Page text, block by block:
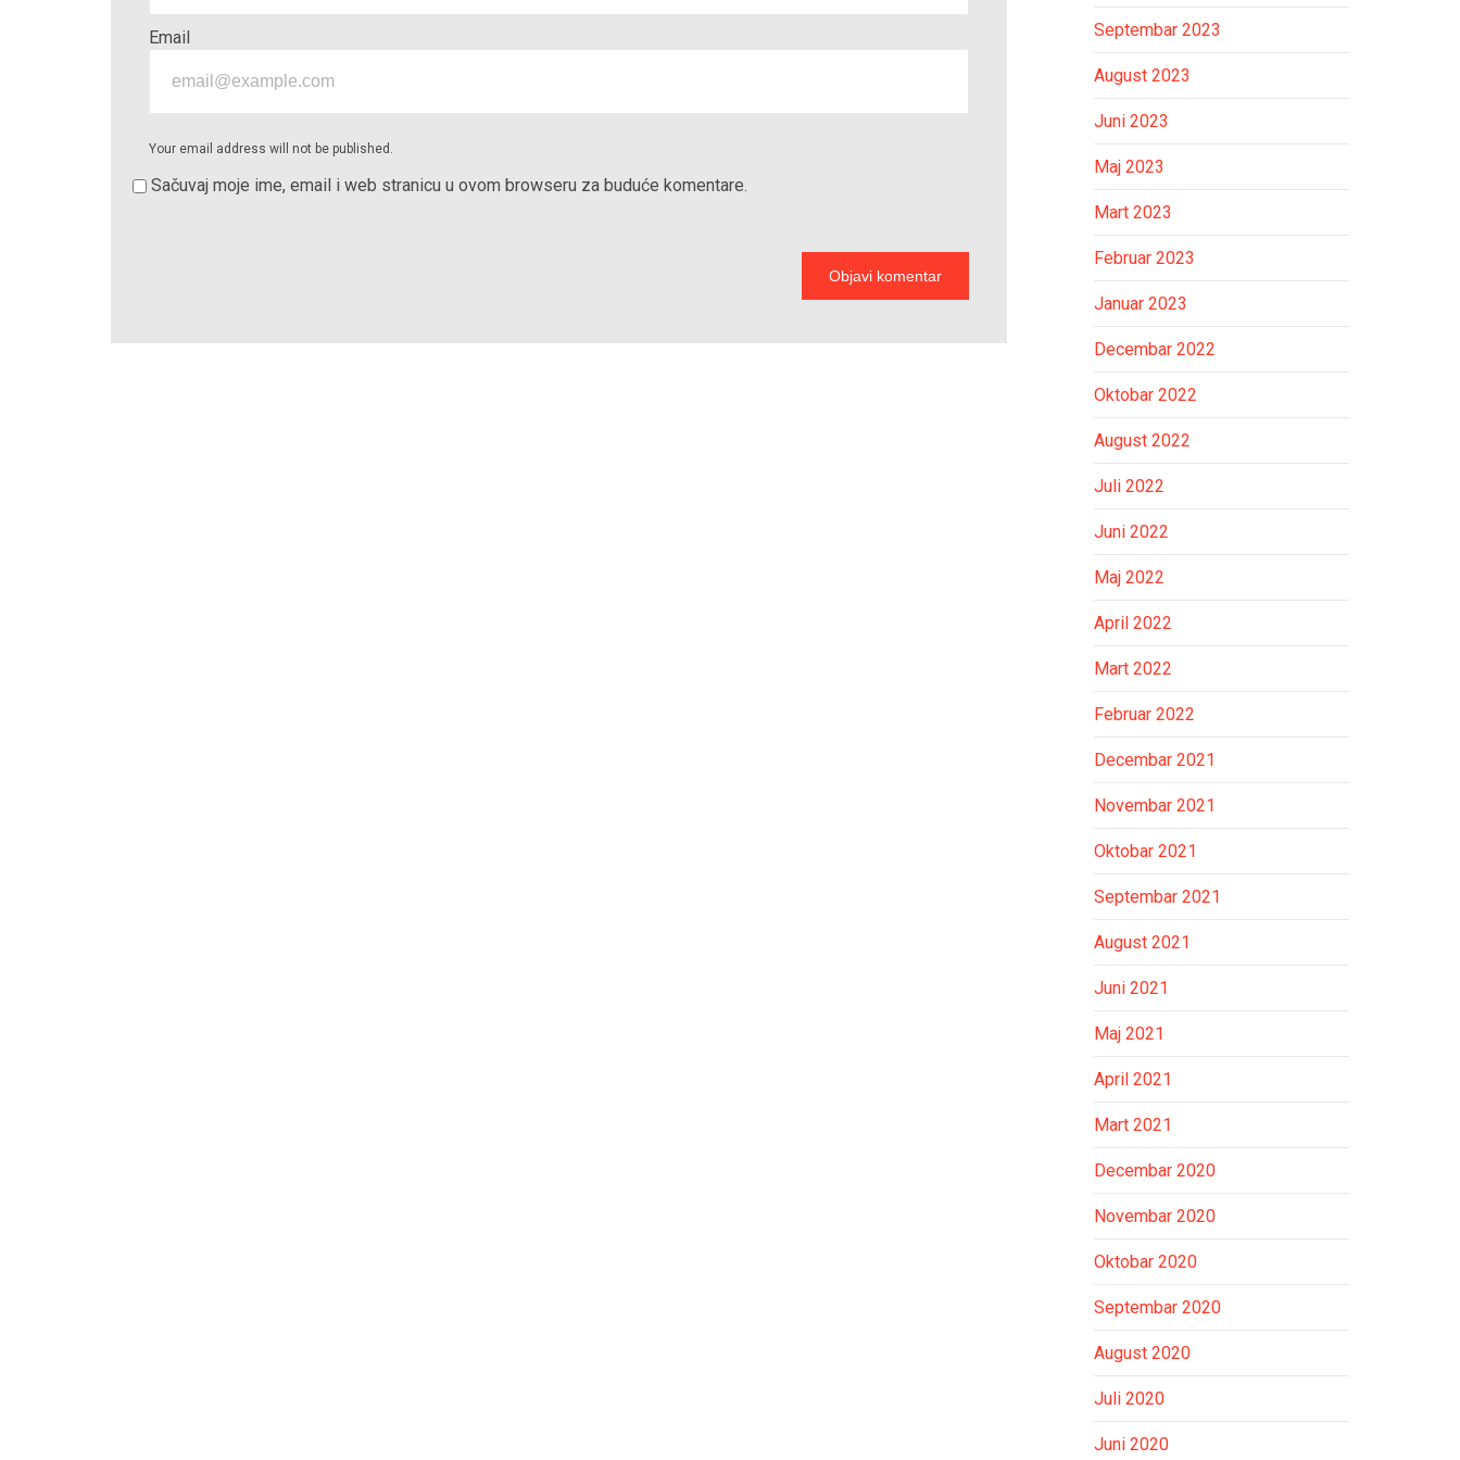
Email
Your email address will not be published.
Sačuvaj moje ime, email i web stranicu u ovom browseru za buduće komentare.
Septembar 2023
August 2023
Juni 2023
Maj 2023
Mart 2023
Februar 2023
Januar 2023
Decembar 2022
Oktobar 2022
August 2022
Juli 2022
Juni 2022
Maj 2022
April 2022
Mart 2022
Februar 2022
Decembar 2021
Novembar 2021
Oktobar 2021
Septembar 2021
August 2021
Juni 2021
Maj 2021
April 2021
Mart 2021
Decembar 2020
Novembar 2020
Oktobar 2020
Septembar 2020
August 2020
Juli 2020
Juni 2020